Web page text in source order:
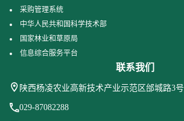
采购管理系统
中华人民共和国科学技术部
国家林业和草原局
信息综合服务平台
联系我们
陕西杨凌农业高新技术产业示范区邰城路3号
029-87082288